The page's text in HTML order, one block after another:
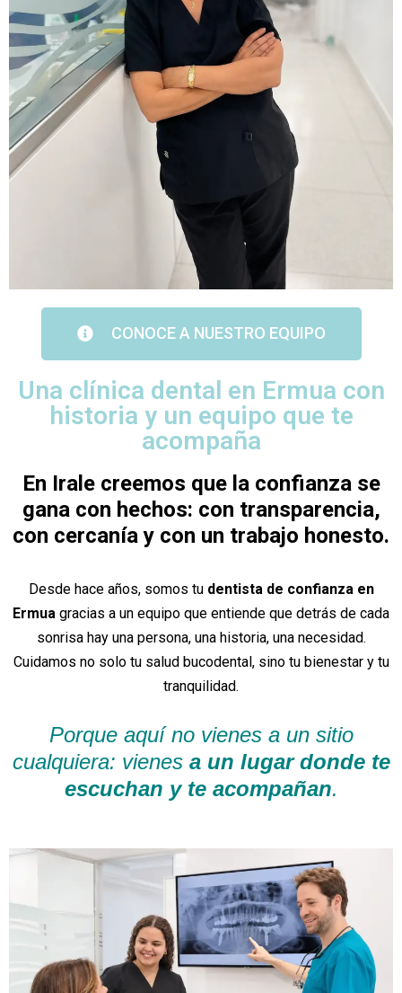
CONOCE A NUESTRO EQUIPO
Una clínica dental en Ermua con
historia y un equipo que te
acompaña
En Irale creemos que la confianza se
gana con hechos: con transparencia,
con cercanía y con un trabajo honesto.
Desde hace años, somos tu dentista de confianza en
Ermua gracias a un equipo que entiende que detrás de cada
sonrisa hay una persona, una historia, una necesidad.
Cuidamos no solo tu salud bucodental, sino tu bienestar y tu
tranquilidad.
Porque aquí no vienes a un sitio
cualquiera: vienes a un lugar donde te
escuchan y te acompañan.